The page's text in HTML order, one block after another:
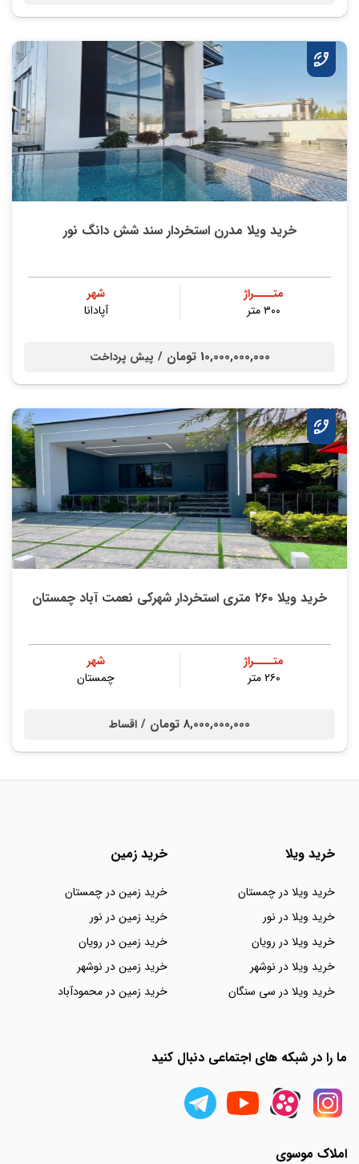
خرید ویلا مدرن استخردار سند شش دانگ نور
متــــراژ
۳۰۰ متر
شهر
آپادانا
10,000,000,000 تومان / پیش پرداخت
خرید ویلا ۲۶۰ متری استخردار شهرکی نعمت آباد چمستان
متــــراژ
۲۶۰ متر
شهر
چمستان
8,000,000,000 تومان / اقساط
خرید ویلا
خرید ویلا در چمستان
خرید ویلا در نور
خرید ویلا در رویان
خرید ویلا در نوشهر
خرید ویلا در سی سنگان
خرید زمین
خرید زمین در چمستان
خرید زمین در نور
خرید زمین در رویان
خرید زمین در نوشهر
خرید زمین در محمودآباد
ما را در شبکه های اجتماعی دنبال کنید
املاک موسوی